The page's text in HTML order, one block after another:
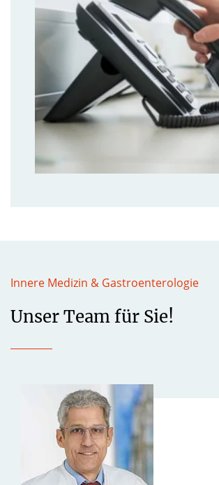
Innere Medizin & Gastroenterologie
Unser Team für Sie!